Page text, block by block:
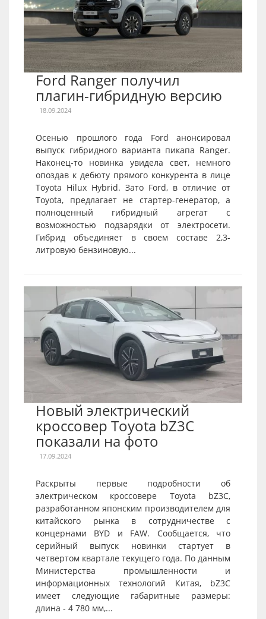
Ford Ranger получил
плагин-гибридную версию
18.09.2024
Осенью прошлого года Ford анонсировал
выпуск гибридного варианта пикапа Ranger.
Наконец-то новинка увидела свет, немного
опоздав к дебюту прямого конкурента в лице
Toyota Hilux Hybrid. Зато Ford, в отличие от
Toyota, предлагает не стартер-генератор, а
полноценный гибридный агрегат с
возможностью подзарядки от электросети.
Гибрид объединяет в своем составе 2,3-
литровую бензиновую...
Новый электрический
кроссовер Toyota bZ3C
показали на фото
17.09.2024
Раскрыты первые подробности об
электрическом кроссовере Toyota bZ3C,
разработанном японским производителем для
китайского рынка в сотрудничестве с
концернами BYD и FAW. Сообщается, что
серийный выпуск новинки стартует в
четвертом квартале текущего года. По данным
Министерства промышленности и
информационных технологий Китая, bZ3C
имеет следующие габаритные размеры:
длина - 4 780 мм,...